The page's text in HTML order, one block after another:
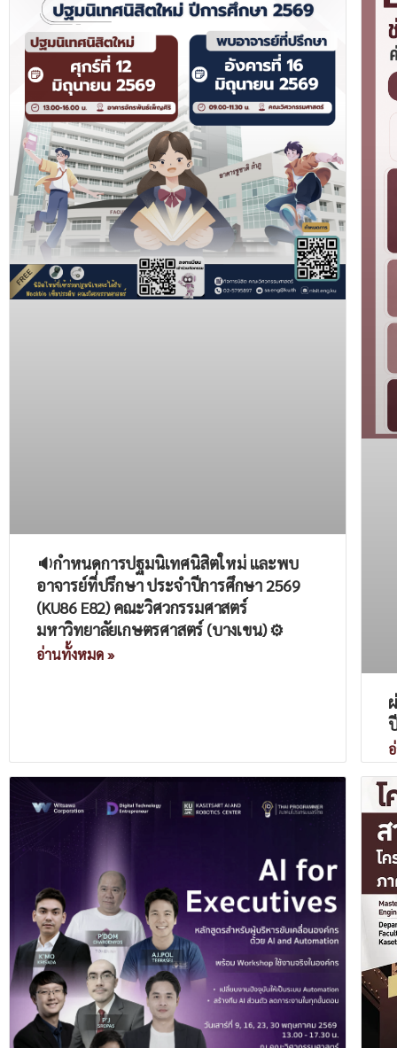
🔉กำหนดการปฐมนิเทศนิสิตใหม่ และพบ
อาจารย์ที่ปรึกษา ประจำปีการศึกษา 2569
(KU86 E82) คณะวิศวกรรมศาสตร์
มหาวิทยาลัยเกษตรศาสตร์ (บางเขน) ⚙️
อ่านทั้งหมด »